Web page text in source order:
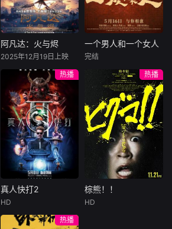
一天会离奇死亡。
他留下的3000万
巨额遗产，让每个
人貌似都有犯罪动
机。警察毫无头绪
“不务正业”迈出牧
场，追查牧羊人“躺
平
入一场为他量身打
造的“换命游戏”。
豪华别墅、名车名
表、神秘女友全部
备齐，在陈伦的精
瞬间拥有顶配人
生。
阿凡达：火与烬
佐伊·索尔达娜
西格妮·韦弗
影片聚焦杰克·萨利
与奈蒂莉一家的命
运起伏，在前作的
情感余波之上，深
刻描绘一个家族在
战火中如何成长、
并共同守护血脉相
连的情感纽带的历
程，从而将故事推
维度。此外，潘多
阿凡达：火与烬
2025年12月19日上映
一个男人和一个女人
周汉宁
男人（黄渤
饰）和女人（倪妮
饰）飞机同时落
地，入住同一家酒
店，成为一墙之隔
的邻居。不够隔音
的房间暴露了男人
和女人因生活暂停
陷入的困境，健
康、家庭、婚姻、
一个男人和一个女人
完结
热播
真人快打2
阿德莱恩·鲁道夫
真人快打2
HD
热播
棕熊！！
棕熊！！
HD
热播